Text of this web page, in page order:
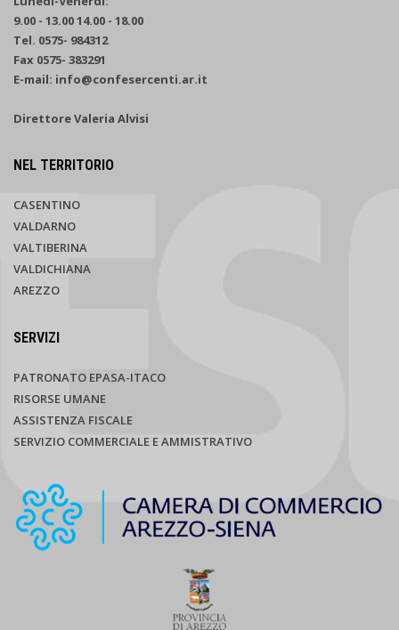
9.00 - 13.00 14.00 - 18.00
Tel. 0575- 984312
Fax 0575- 383291
E-mail: info@confesercenti.ar.it
Direttore Valeria Alvisi
NEL TERRITORIO
CASENTINO
VALDARNO
VALTIBERINA
VALDICHIANA
AREZZO
SERVIZI
PATRONATO EPASA-ITACO
RISORSE UMANE
ASSISTENZA FISCALE
SERVIZIO COMMERCIALE E AMMISTRATIVO